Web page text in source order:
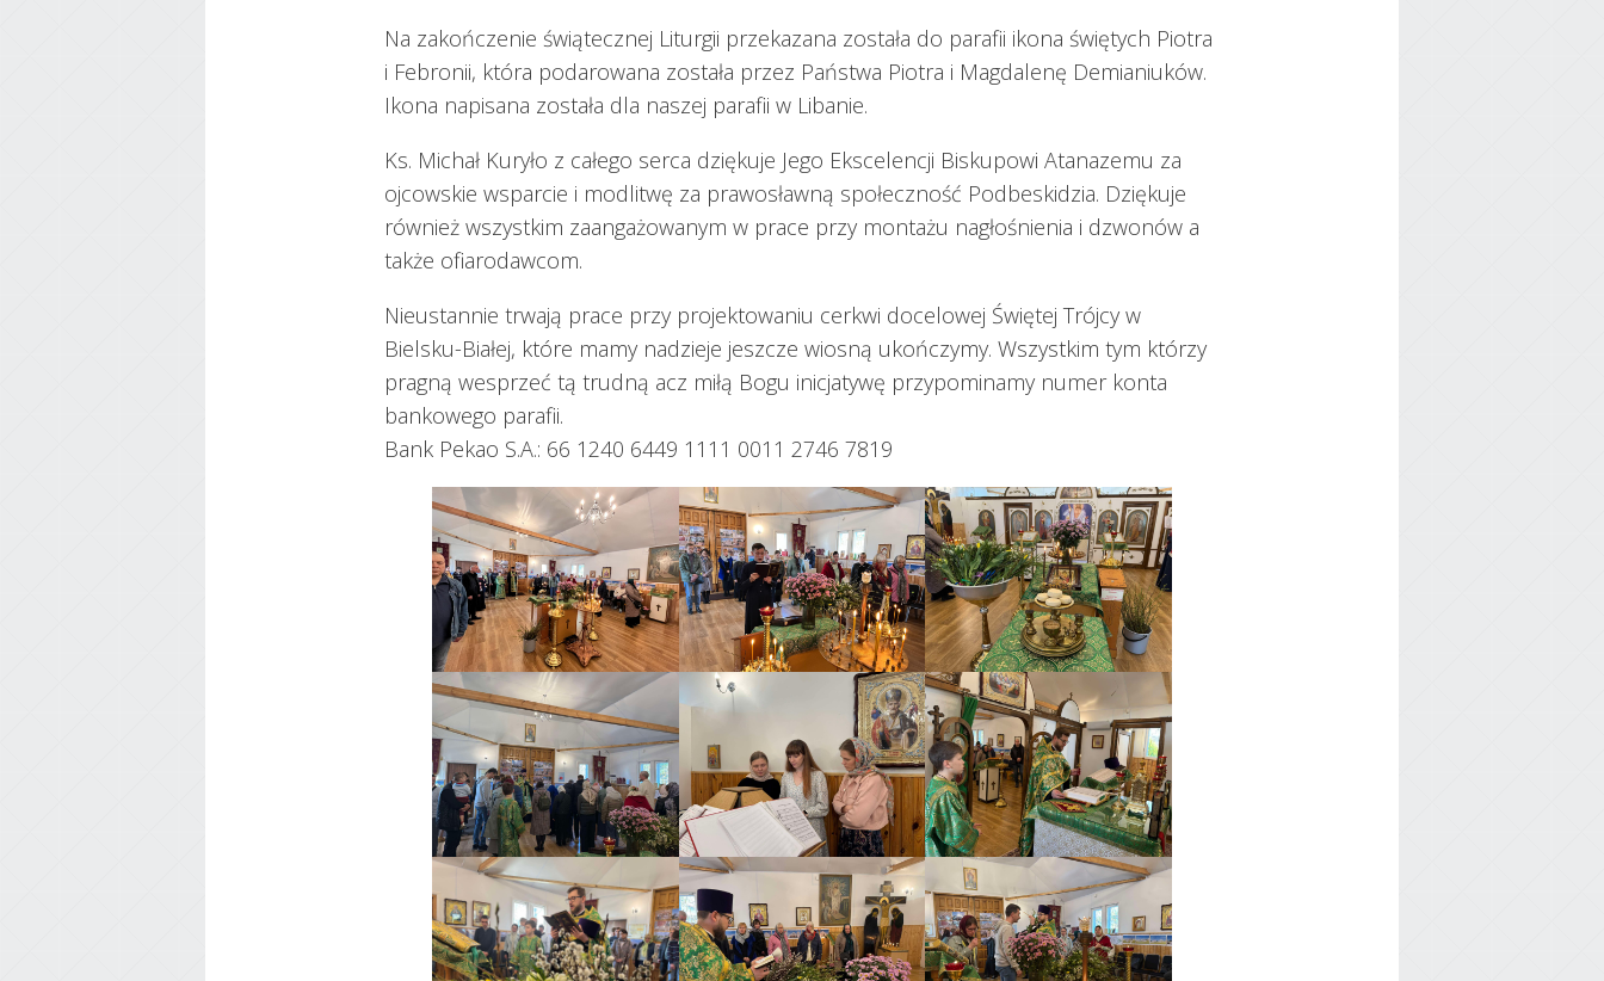
Na zakończenie świątecznej Liturgii przekazana została do parafii ikona świętych Piotra
i Febronii, która podarowana została przez Państwa Piotra i Magdalenę Demianiuków.
Ikona napisana została dla naszej parafii w Libanie.
Ks. Michał Kuryło z całego serca dziękuje Jego Ekscelencji Biskupowi Atanazemu za
ojcowskie wsparcie i modlitwę za prawosławną społeczność Podbeskidzia. Dziękuje
również wszystkim zaangażowanym w prace przy montażu nagłośnienia i dzwonów a
także ofiarodawcom.
Nieustannie trwają prace przy projektowaniu cerkwi docelowej Świętej Trójcy w
Bielsku-Białej, które mamy nadzieje jeszcze wiosną ukończymy. Wszystkim tym którzy
pragną wesprzeć tą trudną acz miłą Bogu inicjatywę przypominamy numer konta
bankowego parafii.
Bank Pekao S.A.: 66 1240 6449 1111 0011 2746 7819